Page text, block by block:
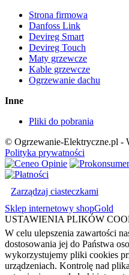
Strona firmowa
Danfoss Link
Devireg Smart
Devireg Touch
Maty grzewcze
Kable grzewcze
Ogrzewanie dachu
Inne
Pliki do pobrania
© Ogrzewanie-Elektryczne.pl -
Polityka prywatności
Zarządzaj ciasteczkami
Sklep internetowy shopGold
USTAWIENIA PLIKÓW
W celu ulepszenia zawartości
dostosowania jej do Państwa
wykorzystujemy pliki cookies
urządzeniach. Kontrolę nad